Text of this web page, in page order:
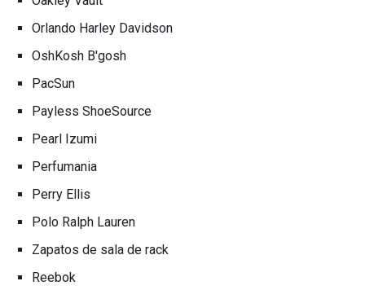
Orlando Harley Davidson
OshKosh B'gosh
PacSun
Payless ShoeSource
Pearl Izumi
Perfumania
Perry Ellis
Polo Ralph Lauren
Zapatos de sala de rack
Reebok